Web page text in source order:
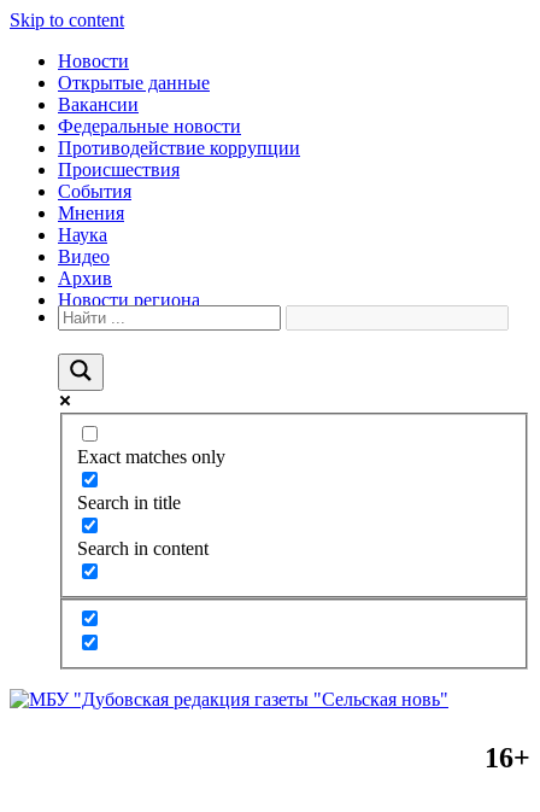
Skip to content
Новости
Открытые данные
Вакансии
Федеральные новости
Противодействие коррупции
Происшествия
События
Мнения
Наука
Видео
Архив
Новости региона
Exact matches only
Search in title
Search in content
16+